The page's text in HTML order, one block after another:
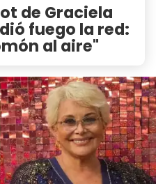
de Graciela
fuego la red:
al aire"